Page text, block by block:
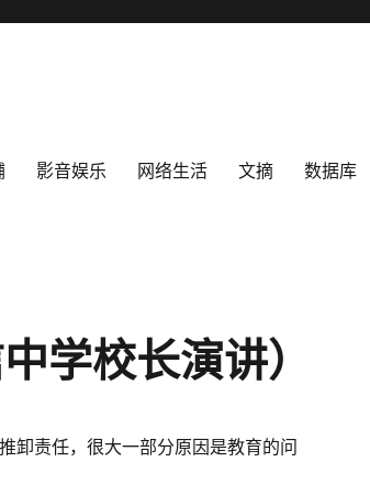
影音娱乐 网络生活 文摘 数据库
学校长演讲）
卸责任，很大一部分原因是教育的问